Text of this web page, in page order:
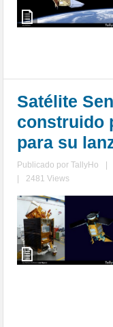
Satélite
construido
para su
Publicado porTallyHo
2481 Views